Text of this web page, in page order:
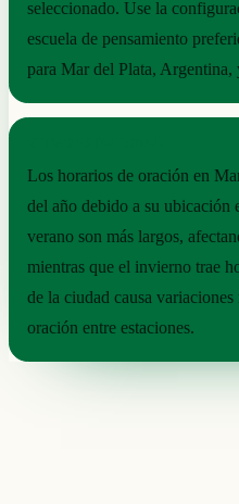
seleccionado. Use la
escuela de pensamiento
para Mar del Plata,
Los horarios de oración en
del año debido a su ubicación
verano son más largos,
mientras que el invierno trae
de la ciudad causa
oración entre estaciones.